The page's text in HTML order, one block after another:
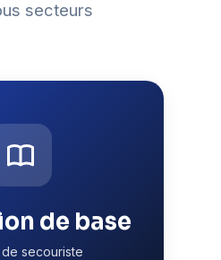
secteurs
de base
secouriste